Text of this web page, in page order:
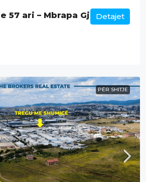
57 ari – Mbrapa Gjirafës
Detajet
PËR SHITJE